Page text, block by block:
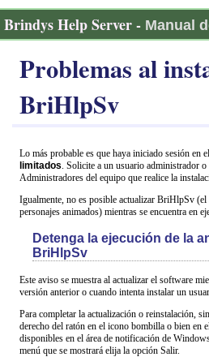
Brindys Help Server - Manual
Problemas al
BriHlpSv
Lo más probable es que haya iniciado sesión en
limitados . Solicite a un usuario administrador
Administradores del equipo que realice la
Igualmente, no es posible actualizar BriHlpSv (el
personajes animados) mientras se encuentra en
Detenga la ejecución de la
BriHlpSv
Este aviso se muestra al actualizar el software
versión anterior o cuando intenta instalar un
Para completar la actualización o reinstalación,
derecho del ratón en el icono bombilla o bien en
disponibles en el área de notificación de
menú que se mostrará elija la opción Salir.